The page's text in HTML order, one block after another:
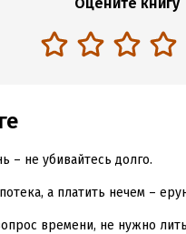
– не убивайтесь долго.
а платить нечем –
времени, не нужно